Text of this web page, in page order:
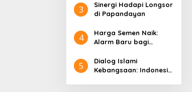
3
Sinergi Hadapi Longsor
di Papandayan
4
Harga Semen Naik:
Alarm Baru bagi
5
Dialog Islami
Kebangsaan: Indonesia